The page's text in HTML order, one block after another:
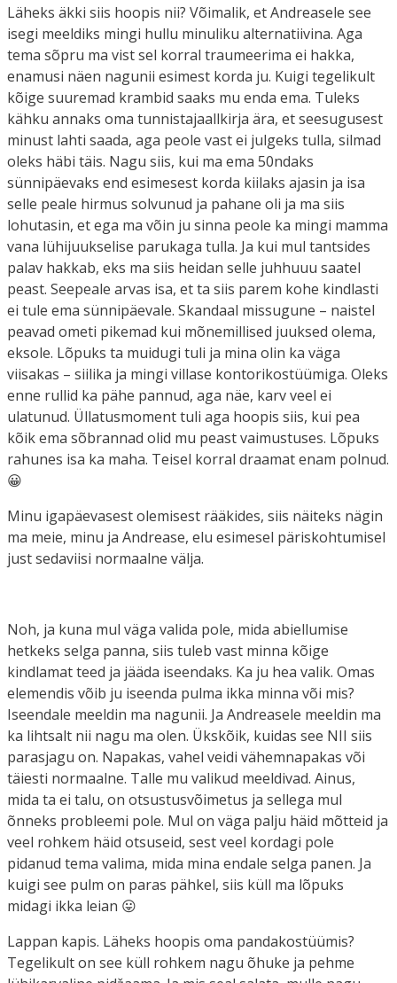
Läheks äkki siis hoopis nii? Võimalik, et Andreasele see
isegi meeldiks mingi hullu minuliku alternatiivina. Aga
tema sõpru ma vist sel korral traumeerima ei hakka,
enamusi näen nagunii esimest korda ju. Kuigi tegelikult
kõige suuremad krambid saaks mu enda ema. Tuleks
kähku annaks oma tunnistajaallkirja ära, et seesugusest
minust lahti saada, aga peole vast ei julgeks tulla, silmad
oleks häbi täis. Nagu siis, kui ma ema 50ndaks
sünnipäevaks end esimesest korda kiilaks ajasin ja isa
selle peale hirmus solvunud ja pahane oli ja ma siis
lohutasin, et ega ma võin ju sinna peole ka mingi mamma
vana lühijuukselise parukaga tulla. Ja kui mul tantsides
palav hakkab, eks ma siis heidan selle juhhuuu saatel
peast. Seepeale arvas isa, et ta siis parem kohe kindlasti
ei tule ema sünnipäevale. Skandaal missugune – naistel
peavad ometi pikemad kui mõnemillised juuksed olema,
eksole. Lõpuks ta muidugi tuli ja mina olin ka väga
viisakas – siilika ja mingi villase kontorikostüümiga. Oleks
enne rullid ka pähe pannud, aga näe, karv veel ei
ulatunud. Üllatusmoment tuli aga hoopis siis, kui pea
kõik ema sõbrannad olid mu peast vaimustuses. Lõpuks
rahunes isa ka maha. Teisel korral draamat enam polnud.
😀
Minu igapäevasest olemisest rääkides, siis näiteks nägin
ma meie, minu ja Andrease, elu esimesel päriskohtumisel
just sedaviisi normaalne välja.
Noh, ja kuna mul väga valida pole, mida abiellumise
hetkeks selga panna, siis tuleb vast minna kõige
kindlamat teed ja jääda iseendaks. Ka ju hea valik. Omas
elemendis võib ju iseenda pulma ikka minna või mis?
Iseendale meeldin ma nagunii. Ja Andreasele meeldin ma
ka lihtsalt nii nagu ma olen. Ükskõik, kuidas see NII siis
parasjagu on. Napakas, vahel veidi vähemnapakas või
täiesti normaalne. Talle mu valikud meeldivad. Ainus,
mida ta ei talu, on otsustusvõimetus ja sellega mul
õnneks probleemi pole. Mul on väga palju häid mõtteid ja
veel rohkem häid otsuseid, sest veel kordagi pole
pidanud tema valima, mida mina endale selga panen. Ja
kuigi see pulm on paras pähkel, siis küll ma lõpuks
midagi ikka leian 😛
Lappan kapis. Läheks hoopis oma pandakostüümis?
Tegelikult on see küll rohkem nagu õhuke ja pehme